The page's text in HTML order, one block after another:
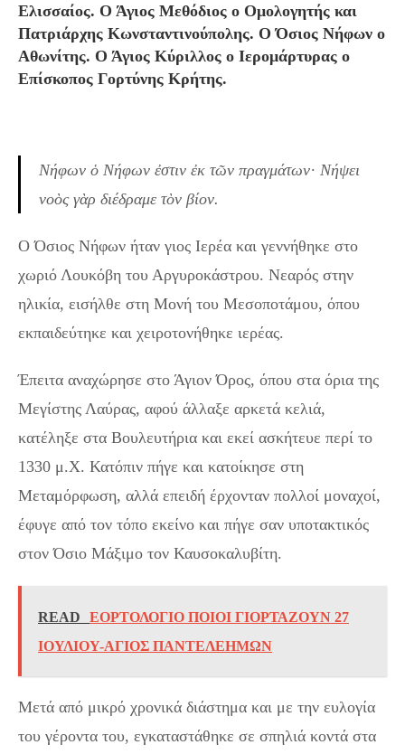
Ελισσαίος. Ο Άγιος Μεθόδιος ο Ομολογητής και
Πατριάρχης Κωνσταντινούπολης. Ο Όσιος Νήφων ο
Αθωνίτης. Ο Άγιος Κύριλλος ο Ιερομάρτυρας ο
Επίσκοπος Γορτύνης Κρήτης.
Νήφων ὁ Νήφων ἐστιν ἐκ τῶν πραγμάτων· Νήψει
νοὸς γὰρ διέδραμε τὸν βίον.
Ο Όσιος Νήφων ήταν γιος Ιερέα και γεννήθηκε στο
χωριό Λουκόβη του Αργυροκάστρου. Νεαρός στην
ηλικία, εισήλθε στη Μονή του Μεσοποτάμου, όπου
εκπαιδεύτηκε και χειροτονήθηκε ιερέας.
Έπειτα αναχώρησε στο Άγιον Όρος, όπου στα όρια της
Μεγίστης Λαύρας, αφού άλλαξε αρκετά κελιά,
κατέληξε στα Βουλευτήρια και εκεί ασκήτευε περί το
1330 μ.Χ. Κατόπιν πήγε και κατοίκησε στη
Μεταμόρφωση, αλλά επειδή έρχονταν πολλοί μοναχοί,
έφυγε από τον τόπο εκείνο και πήγε σαν υποτακτικός
στον Όσιο Μάξιμο τον Καυσοκαλυβίτη.
READ
ΕΟΡΤΟΛΟΓΙΟ ΠΟΙΟΙ ΓΙΟΡΤΑΖΟΥΝ 27
ΙΟΥΛΙΟΥ-ΑΓΙΟΣ ΠΑΝΤΕΛΕΗΜΩΝ
Μετά από μικρό χρονικά διάστημα και με την ευλογία
του γέροντα του, εγκαταστάθηκε σε σπηλιά κοντά στα